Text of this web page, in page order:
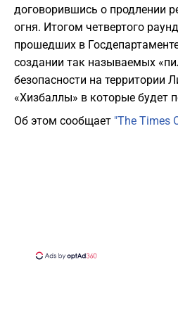
договорившись о продлении
огня. Итогом четвертого
прошедших в
создании так называемых
безопасности на территории
«Хизбаллы» в которые будет
Об этом сообщает "The Times